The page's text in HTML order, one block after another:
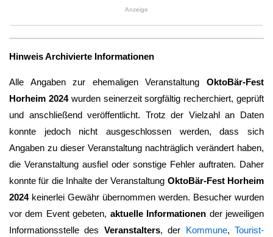
Anzeige
Hinweis Archivierte Informationen
Alle Angaben zur ehemaligen Veranstaltung OktoBär-Fest
Horheim 2024wurden seinerzeit sorgfältig recherchiert, geprüft
und anschließend veröffentlicht. Trotz der Vielzahl an Daten
konnte jedoch nicht ausgeschlossen werden, dass sich
Angaben zu dieser Veranstaltung nachträglich verändert haben,
die Veranstaltung ausfiel oder sonstige Fehler auftraten. Daher
konnte für die Inhalte der Veranstaltung OktoBär-Fest Horheim
2024keinerlei Gewähr übernommen werden. Besucher wurden
vor dem Event gebeten, aktuelle Informationen der jeweiligen
Informationsstelle des Veranstalters, der Kommune,Tourist-